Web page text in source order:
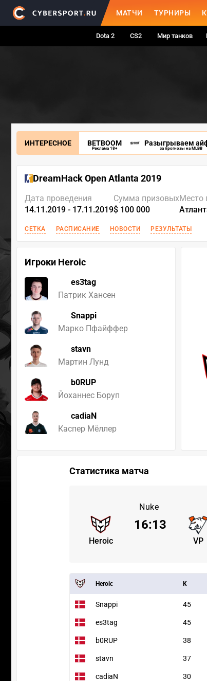
МАТЧИ ТУРНИРЫ
Dota 2 CS2 Мир танков
ИНТЕРЕСНОЕ BETBOOM
Реклама 18+
Разыгрываем
за прогнозы на MLBB
DreamHack Open Atlanta 2019
Дата проведения
14.11.2019 - 17.11.2019
Сумма призовых
$ 100 000
Место
СЕТКА РАСПИСАНИЕ НОВОСТИ РЕЗУЛЬТАТЫ
Игроки Heroic
es3tag
Патрик Хансен
Snappi
Марко Пфайффер
stavn
Мартин Лунд
b0RUP
Йоханнес Боруп
cadiaN
Каспер Мёллер
Статистика матча
Nuke
Heroic VP
16:13
Heroic K
Snappi 45
es3tag 45
b0RUP 38
stavn 37
cadiaN 30